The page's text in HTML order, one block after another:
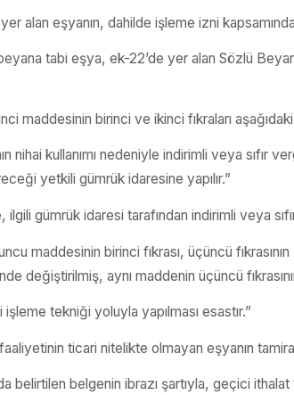
alan eşyanın, dahilde işleme izni
tabi eşya, ek-22’de yer alan Sözlü
maddesinin birinci ve ikinci fıkraları
nihai kullanımı nedeniyle indirimli veya
yetkili gümrük idaresine yapılır.”
gümrük idaresi tarafından indirimli veya
maddesinin birinci fıkrası, üçüncü
değiştirilmiş, aynı maddenin üçüncü
tekniği yoluyla yapılması esastır.”
ticari nitelikte olmayan eşyanın
belirtilen belgenin ibrazı şartıyla, geçici